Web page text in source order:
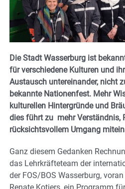
Die Stadt Wasserburg ist
für verschiedene Kulturen und
Austausch untereinander, nicht
bekannte Nationenfest. Mehr
kulturellen Hintergründe und
dies führt zu mehr Verständnis,
rücksichtsvollem Umgang
Ganz diesem Gedanken
das Lehrkräfteteam der
der FOS/BOS Wasserburg,